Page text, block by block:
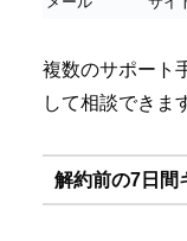
複数のサポート
して相談できま
解約前の7日間